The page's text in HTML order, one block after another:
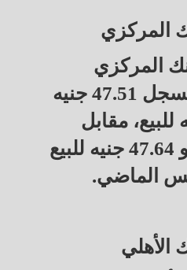
المركزي
المركزي
المصري 3 قروش ليسجل 47.51 جنيه
و 47.61 جنيه للبيع، مقابل
47.54 جنيه للشراء، و 47.64 جنيه للبيع
الماضي.
الأهلي